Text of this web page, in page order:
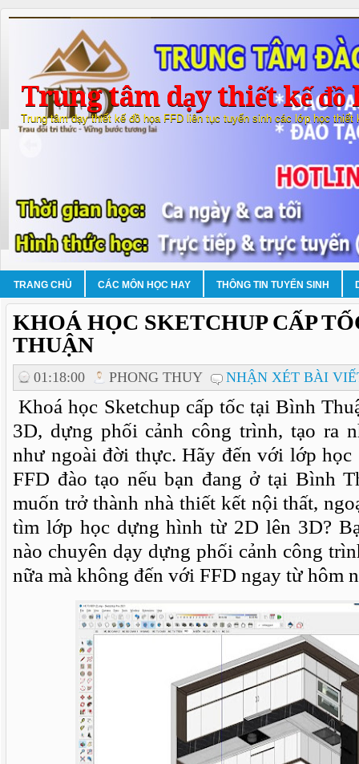
Trung tâm dạy thiết kế đồ
Trung tâm dạy thiết kế đồ họa FFD liên tục tuyển sinh các lớp học thiết
TRANG CHỦ CÁC MÔN HỌC HAY THÔNG TIN TUYỂN SINH
KHOÁ HỌC SKETCHUP CẤP
THUẬN
01:18:00 PHONG THUY NHẬN XÉT BÀI
Khoá học Sketchup cấp tốc tại Bình
3D, dựng phối cảnh công trình, tạo ra
như ngoài đời thực. Hãy đến với lớp học
FFD đào tạo nếu bạn đang ở tại Bình
muốn trở thành nhà thiết kết nội thất,
tìm lớp học dựng hình từ 2D lên 3D?
nào chuyên dạy dựng phối cảnh công
nữa mà không đến với FFD ngay từ hôm